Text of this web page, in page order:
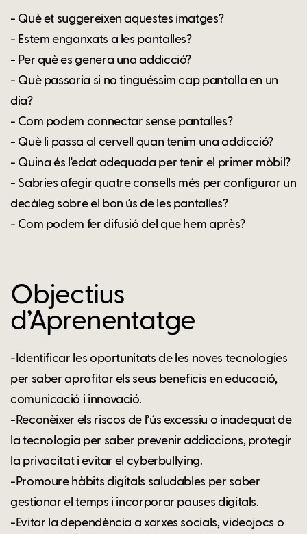
- Què et suggereixen aquestes imatges?
- Estem enganxats a les pantalles?
- Per què es genera una addicció?
- Què passaria si no tinguéssim cap pantalla en un
dia?
- Com podem connectar sense pantalles?
- Què li passa al cervell quan tenim una addicció?
- Quina és l'edat adequada per tenir el primer mòbil?
- Sabries afegir quatre consells més per configurar un
decàleg sobre el bon ús de les pantalles?
- Com podem fer difusió del que hem après?
Objectius
d’Aprenentatge
-Identificar les oportunitats de les noves tecnologies
per saber aprofitar els seus beneficis en educació,
comunicació i innovació.
-Reconèixer els riscos de l’ús excessiu o inadequat de
la tecnologia per saber prevenir addiccions, protegir
la privacitat i evitar el cyberbullying.
-Promoure hàbits digitals saludables per saber
gestionar el temps i incorporar pauses digitals.
-Evitar la dependència a xarxes socials, videojocs o